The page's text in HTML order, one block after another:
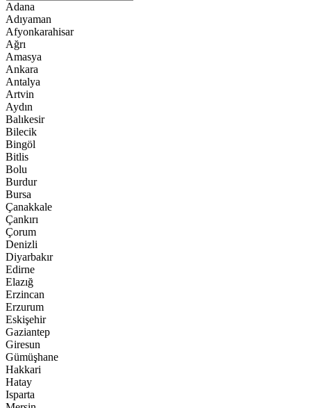
Adana
Adıyaman
Afyonkarahisar
Ağrı
Amasya
Ankara
Antalya
Artvin
Aydın
Balıkesir
Bilecik
Bingöl
Bitlis
Bolu
Burdur
Bursa
Çanakkale
Çankırı
Çorum
Denizli
Diyarbakır
Edirne
Elazığ
Erzincan
Erzurum
Eskişehir
Gaziantep
Giresun
Gümüşhane
Hakkari
Hatay
Isparta